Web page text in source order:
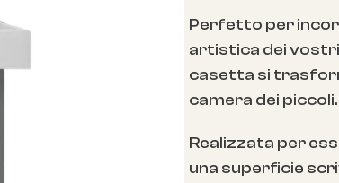
Perfetto per
artistica dei vostri
casetta si
camera dei piccoli.
Realizzata per
una superficie